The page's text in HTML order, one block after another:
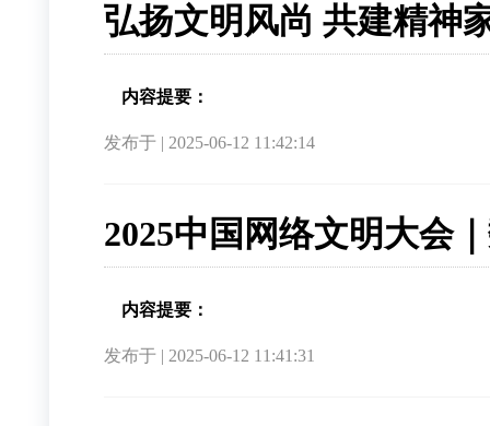
弘扬文明风尚 共建精神
内容提要：
发布于 | 2025-06-12 11:42:14
2025中国网络文明大会
内容提要：
发布于 | 2025-06-12 11:41:31